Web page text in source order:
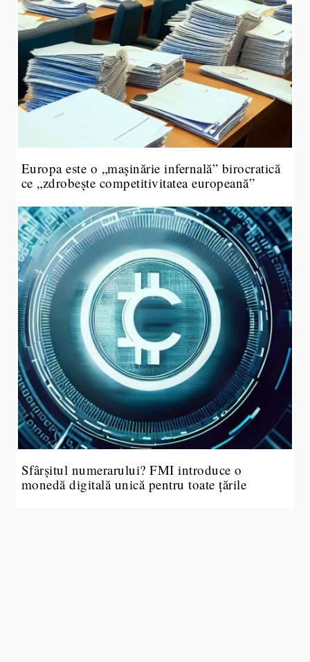
Europa este o „mașinărie infernală” birocratică
ce „zdrobește competitivitatea europeană”
Sfârșitul numerarului? FMI introduce o
monedă digitală unică pentru toate țările